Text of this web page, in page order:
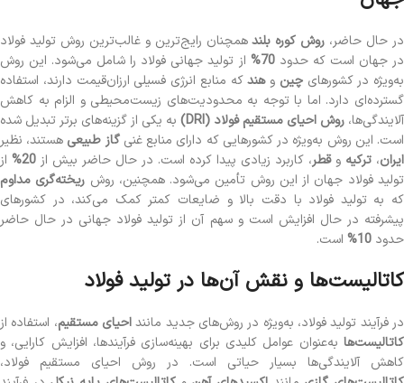
در حال حاضر، روش کوره بلندهمچنان رایج‌ترین و غالب‌ترین روش تولید فولاد
در جهان است که حدود70%
از تولید جهانی فولاد را شامل می‌شود. این روش
به‌ویژه در کشورهایچین وهندکه منابع انرژی فسیلی ارزان‌قیمت دارند، استفاده
گسترده‌ای دارد. اما با توجه به محدودیت‌های زیست‌محیطی و الزام به کاهش
آلایندگی‌ها، روش احیای مستقیم فولاد (DRI)
به یکی از گزینه‌های برتر تبدیل شده
است. این روش به‌ویژه در کشورهایی که دارای منابع غنیگاز طبیعی هستند، نظیر
ایران، ترکیه وقطر، کاربرد زیادی پیدا کرده است. در حال حاضر بیش از 20%
از
تولید فولاد جهان از این روش تأمین می‌شود. همچنین، روش ریخته‌گری مداوم
که به تولید فولاد با دقت بالا و ضایعات کمتر کمک می‌کند، در کشورهای
پیشرفته در حال افزایش است و سهم آن از تولید فولاد جهانی در حال حاضر
حدود 10% است.
کاتالیست‌ها و نقش آن‌ها در تولید فولاد
در فرآیند تولید فولاد، به‌ویژه در روش‌های جدید ماننداحیای مستقیم، استفاده از
کاتالیست‌ها به‌عنوان عوامل کلیدی برای بهینه‌سازی فرآیندها، افزایش کارایی، و
کاهش آلایندگی‌ها بسیار حیاتی است. در روش احیای مستقیم فولاد،